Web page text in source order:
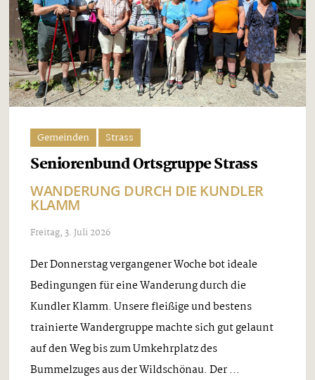
Gemeinden Strass
Seniorenbund Ortsgruppe Strass
WANDERUNG DURCH DIE KUNDLER
KLAMM
Freitag, 3. Juli 2026
Der Donnerstag vergangener Woche bot ideale
Bedingungen für eine Wanderung durch die
Kundler Klamm. Unsere fleißige und bestens
trainierte Wandergruppe machte sich gut gelaunt
auf den Weg bis zum Umkehrplatz des
Bummelzuges aus der Wildschönau. Der ...